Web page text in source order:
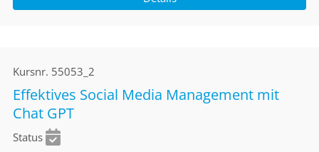
Kursnr. 55053_2
Effektives Social Media Management mit
Chat GPT
Status